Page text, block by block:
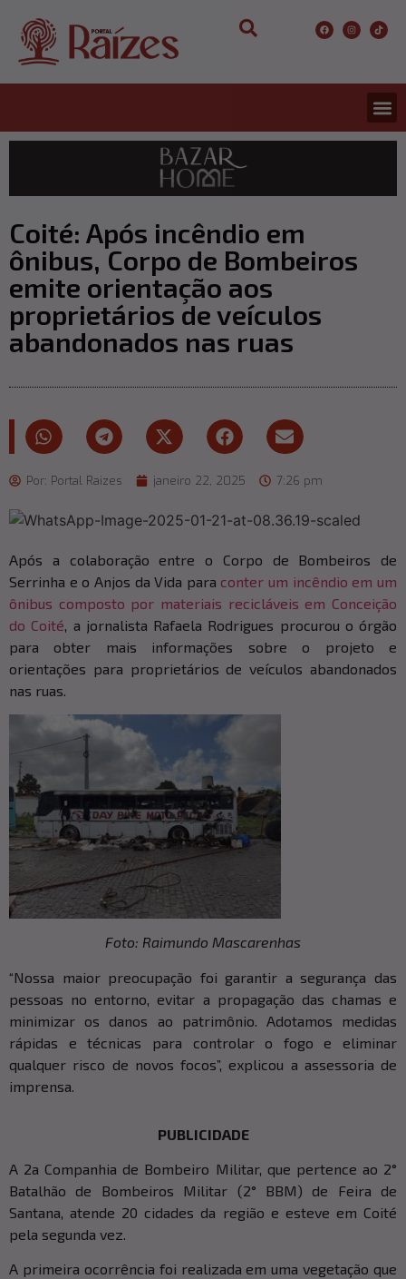
Coité: Após incêndio em
ônibus, Corpo de Bombeiros
emite orientação aos
proprietários de veículos
abandonados nas ruas
Por: Portal Raizes janeiro 22, 2025 7:26 pm
Após a colaboração entre o Corpo de Bombeiros de
Serrinha e o Anjos da Vida para conter um incêndio em um
ônibus composto por materiais recicláveis em Conceição
do Coité , a jornalista Rafaela Rodrigues procurou o órgão
para obter mais informações sobre o projeto e
orientações para proprietários de veículos abandonados
nas ruas.
Foto: Raimundo Mascarenhas
“Nossa maior preocupação foi garantir a segurança das
pessoas no entorno, evitar a propagação das chamas e
minimizar os danos ao patrimônio. Adotamos medidas
rápidas e técnicas para controlar o fogo e eliminar
qualquer risco de novos focos”, explicou a assessoria de
imprensa.
PUBLICIDADE
A 2a Companhia de Bombeiro Militar, que pertence ao 2°
Batalhão de Bombeiros Militar (2° BBM) de Feira de
Santana, atende 20 cidades da região e esteve em Coité
pela segunda vez.
A primeira ocorrência foi realizada em uma vegetação que